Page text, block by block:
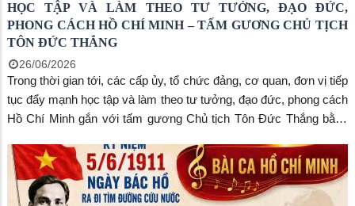
HỌC TẬP VÀ LÀM THEO TƯ TƯỞNG, ĐẠO ĐỨC,
PHONG CÁCH HỒ CHÍ MINH – TẤM GƯƠNG CHỦ TỊCH
TÔN ĐỨC THẮNG
26/06/2026
Trong thời gian tới, các cấp ủy, tổ chức đảng, cơ quan, đơn vị tiếp
tục đẩy mạnh học tập và làm theo tư tưởng, đạo đức, phong cách
Hồ Chí Minh gắn với tấm gương Chủ tịch Tôn Đức Thắng bằng
hiện thường xuyên, đồng bộ, sát với nhiệm vụ chính trị của từng
địa phương, đơn vị; đồng thời phát huy vai trò nêu gương của cán
bộ, đảng viên, tăng cường tuyên truyền, kiểm tra, giám sát, kịp